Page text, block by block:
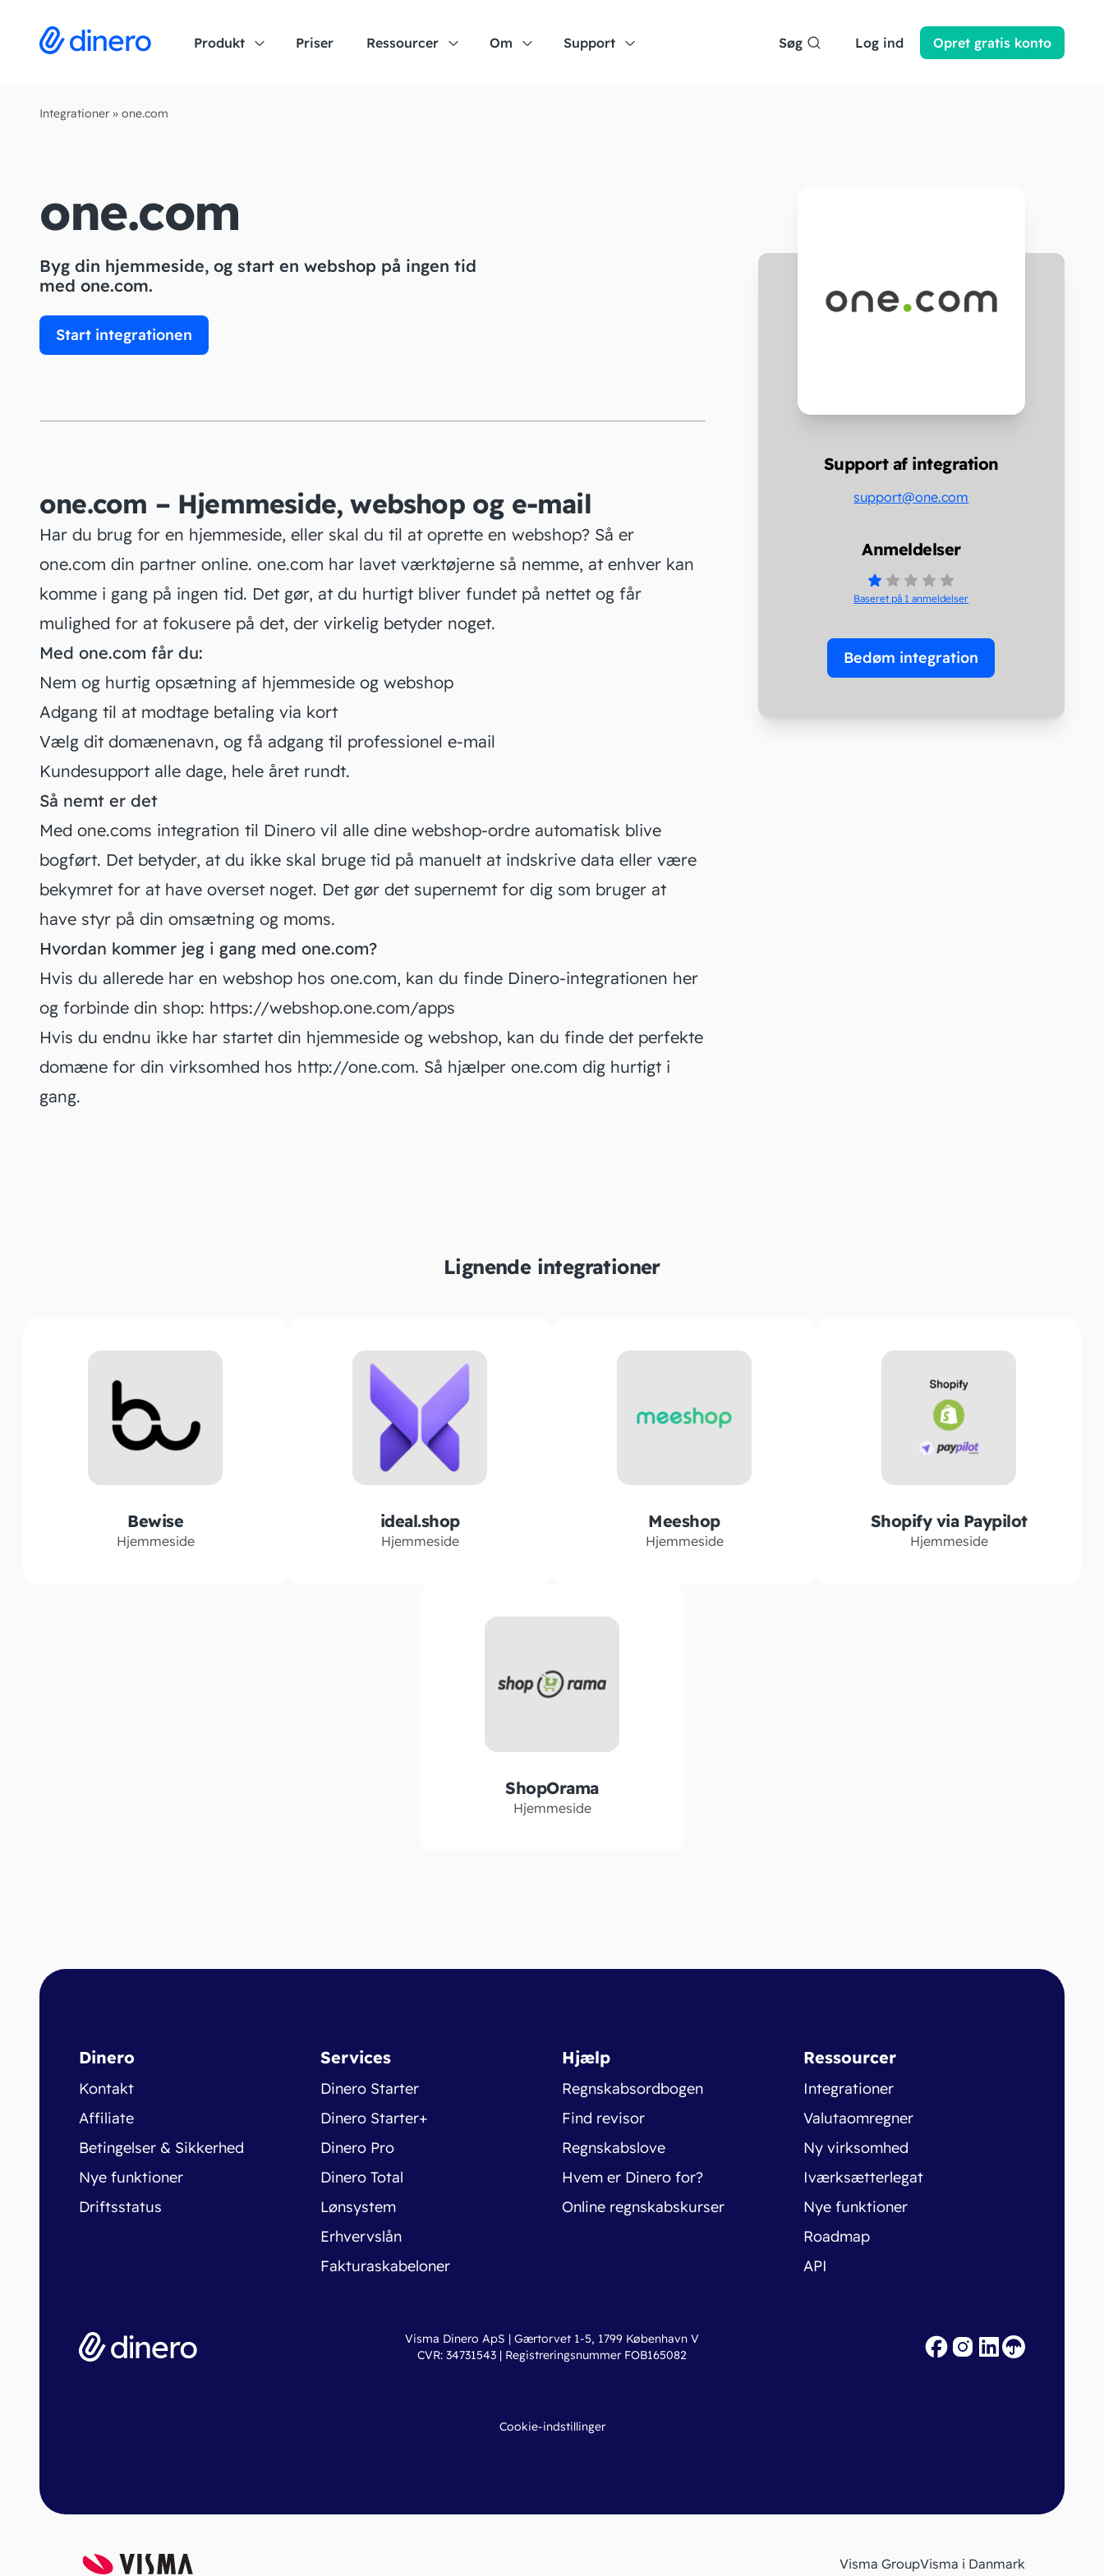
Produkt Priser Ressourcer Om Support Søg Log ind Opret gratis konto
Integrationer » one.com
one.com
Byg din hjemmeside, og start en webshop på ingen tid
med one.com.
Start integrationen
one.com – Hjemmeside, webshop og e-mail
Har du brug for en hjemmeside, eller skal du til at oprette en webshop? Så er
one.com din partner online. one.com har lavet værktøjerne så nemme, at enhver kan
komme i gang på ingen tid. Det gør, at du hurtigt bliver fundet på nettet og får
mulighed for at fokusere på det, der virkelig betyder noget.
Med one.com får du:
Nem og hurtig opsætning af hjemmeside og webshop
Adgang til at modtage betaling via kort
Vælg dit domænenavn, og få adgang til professionel e-mail
Kundesupport alle dage, hele året rundt.
Så nemt er det
Med one.coms integration til Dinero vil alle dine webshop-ordre automatisk blive
bogført. Det betyder, at du ikke skal bruge tid på manuelt at indskrive data eller være
bekymret for at have overset noget. Det gør det supernemt for dig som bruger at
have styr på din omsætning og moms.
Hvordan kommer jeg i gang med one.com?
Hvis du allerede har en webshop hos one.com, kan du finde Dinero-integrationen her
og forbinde din shop: https://webshop.one.com/apps
Hvis du endnu ikke har startet din hjemmeside og webshop, kan du finde det perfekte
domæne for din virksomhed hos http://one.com. Så hjælper one.com dig hurtigt i
gang.
Support af integration
support@one.com
Anmeldelser
Baseret på 1 anmeldelser
Bedøm integration
Lignende integrationer
Bewise
Hjemmeside
ideal.shop
Hjemmeside
Meeshop
Hjemmeside
Shopify via Paypilot
Hjemmeside
ShopOrama
Hjemmeside
Dinero
Kontakt
Affiliate
Betingelser & Sikkerhed
Nye funktioner
Driftsstatus
Services
Dinero Starter
Dinero Starter+
Dinero Pro
Dinero Total
Lønsystem
Erhvervslån
Fakturaskabeloner
Hjælp
Regnskabsordbogen
Find revisor
Regnskabslove
Hvem er Dinero for?
Online regnskabskurser
Ressourcer
Integrationer
Valutaomregner
Ny virksomhed
Iværksætterlegat
Nye funktioner
Roadmap
API
Visma Dinero ApS | Gærtorvet 1-5, 1799 København V
CVR: 34731543 | Registreringsnummer FOB165082
Cookie-indstillinger
Visma GroupVisma i Danmark